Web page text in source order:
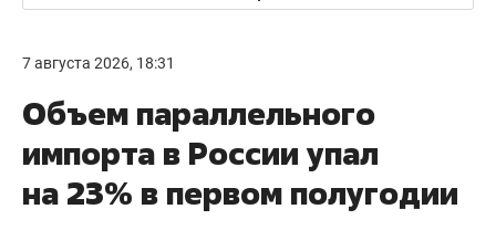
7 августа 2026, 18:31
Объем параллельного
импорта в России упал
на 23% в первом полугодии